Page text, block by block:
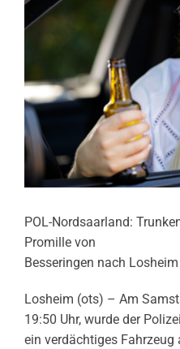
POL-Nordsaarland:
Promille von
Besseringen nach Losheim
Losheim (ots) – Am
19:50 Uhr, wurde der Polizei
ein verdächtiges Fahrzeug